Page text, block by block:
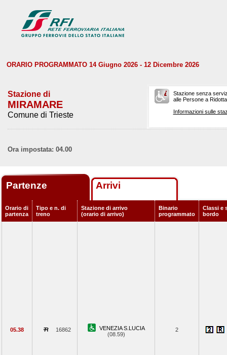
ORARIO PROGRAMMATO 14 Giugno 2026 - 12 Dicembre 2026
Stazione di
MIRAMARE
Comune di Trieste
Stazione senza
alle Persone a
Informazioni sulle
Ora impostata: 04.00
Partenze Arrivi
Orario di
partenza
Tipo e n. di
treno
Stazione di arrivo
(orario di arrivo)
Binario
programmato
Classi e
bordo
05.38 16862
VENEZIA S.LUCIA
(08.59)
2